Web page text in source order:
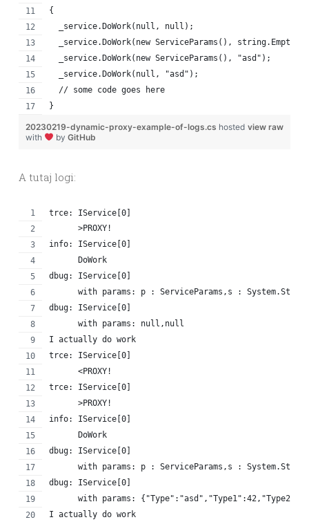
{
  _service.DoWork(null, null);
  _service.DoWork(new ServiceParams(), string.Empty);
  _service.DoWork(new ServiceParams(), "asd");
  _service.DoWork(null, "asd");
  // some code goes here
}
view raw
20230219-dynamic-proxy-example-of-logs.cs hosted
with
by GitHub
A tutaj logi:
trce: IService[0]
      >PROXY!
info: IService[0]
      DoWork
dbug: IService[0]
      with params: p : ServiceParams,s : System.String
dbug: IService[0]
      with params: null,null
I actually do work
trce: IService[0]
      <PROXY!
trce: IService[0]
      >PROXY!
info: IService[0]
      DoWork
dbug: IService[0]
      with params: p : ServiceParams,s : System.String
dbug: IService[0]
with params:
I actually do work